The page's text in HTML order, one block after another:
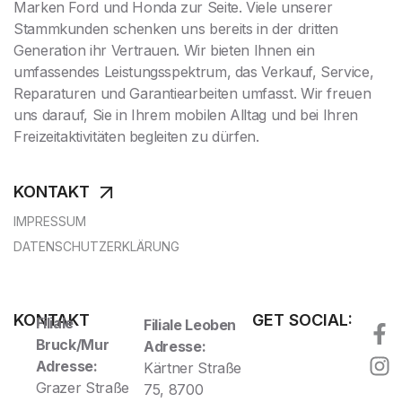
Marken Ford und Honda zur Seite. Viele unserer
Stammkunden schenken uns bereits in der dritten
Generation ihr Vertrauen. Wir bieten Ihnen ein
umfassendes Leistungsspektrum, das Verkauf, Service,
Reparaturen und Garantiearbeiten umfasst. Wir freuen
uns darauf, Sie in Ihrem mobilen Alltag und bei Ihren
Freizeitaktivitäten begleiten zu dürfen.
KONTAKT
IMPRESSUM
DATENSCHUTZERKLÄRUNG
KONTAKT
Filiale
Bruck/Mur
Adresse:
Grazer Straße
Filiale Leoben
Adresse:
Kärtner Straße
75, 8700
GET SOCIAL: